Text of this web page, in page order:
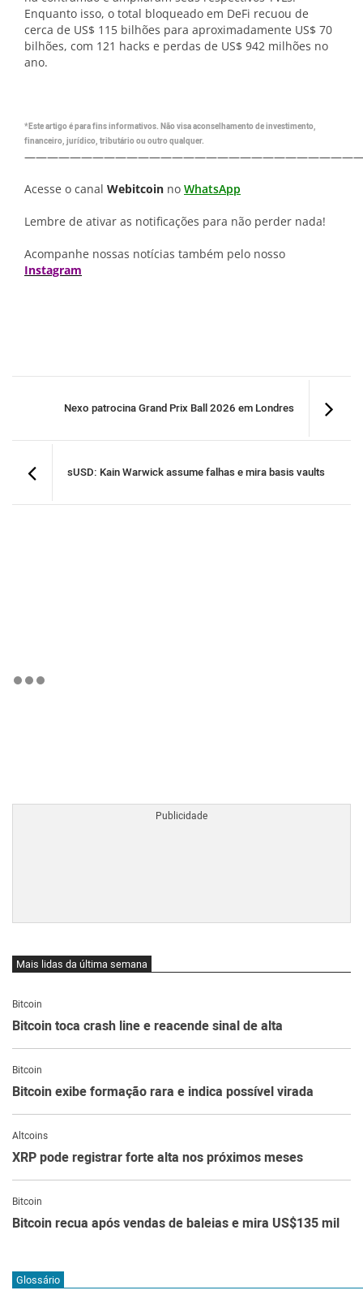
Enquanto isso, o total bloqueado em DeFi recuou de
cerca de US$ 115 bilhões para aproximadamente US$ 70
bilhões, com 121 hacks e perdas de US$ 942 milhões no
ano.
*Este artigo é para fins informativos. Não visa aconselhamento de investimento,
financeiro, jurídico, tributário ou outro qualquer.
Acesse o canal Webitcoin no WhatsApp
Lembre de ativar as notificações para não perder nada!
Acompanhe nossas notícias também pelo nosso
Instagram
Nexo patrocina Grand Prix Ball 2026 em Londres
sUSD: Kain Warwick assume falhas e mira basis vaults
Mais lidas da última semana
Bitcoin
Bitcoin toca crash line e reacende sinal de alta
Bitcoin
Bitcoin exibe formação rara e indica possível virada
Altcoins
XRP pode registrar forte alta nos próximos meses
Bitcoin
Bitcoin recua após vendas de baleias e mira US$135 mil
Glossário